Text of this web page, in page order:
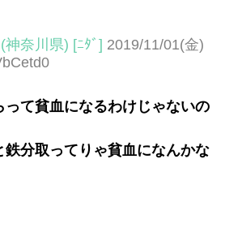
奈川県) [ﾆﾀﾞ] 2019/11/01(金)
て貧血になるわけじゃないの
分取ってりゃ貧血になんかな